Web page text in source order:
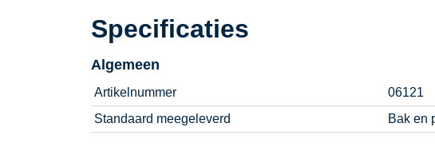
Specificaties
Algemeen
Artikelnummer
06121
Standaard meegeleverd
Bak en